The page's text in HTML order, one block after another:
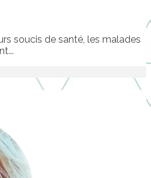
soucis de santé, les malades